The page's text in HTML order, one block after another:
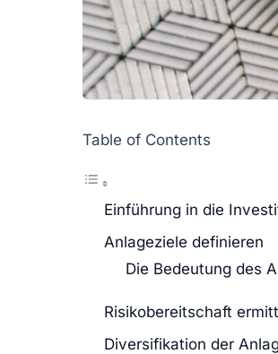
Table of Contents
Einführung in die
Anlageziele definieren
Die Bedeutung des
Risikobereitschaft
Diversifikation der